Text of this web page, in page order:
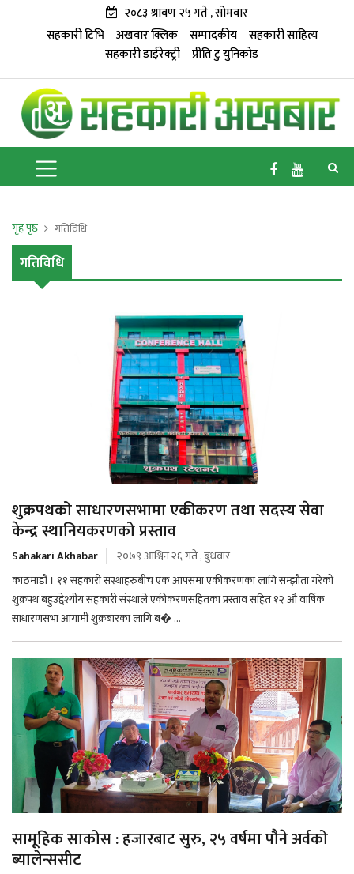
२०८३ श्रावण २५ गते , सोमवार
सहकारी टिभि
अखवार क्लिक सम्पादकीय
सहकारी साहित्य
सहकारी डाईरेक्ट्री प्रीति टु युनिकोड
गृह पृष्ठ गतिविधि
गतिविधि
शुक्रपथको साधारणसभामा एकीकरण तथा सदस्य सेवा
केन्द्र स्थानियकरणको प्रस्ताव
Sahakari Akhabar
२०७९ आश्विन २६ गते , बुधवार
काठमाडौं । ११ सहकारी संस्थाहरुबीच एक आपसमा एकीकरणका लागि सम्झौता गरेको
शुक्रपथ बहुउद्देश्यीय सहकारी संस्थाले एकीकरणसहितका प्रस्ताव सहित १२ औं वार्षिक
साधारणसभा आगामी शुक्रबारका लागि ब� ...
सामूहिक साकोस : हजारबाट सुरु, २५ वर्षमा पौने अर्वको
ब्यालेन्ससीट